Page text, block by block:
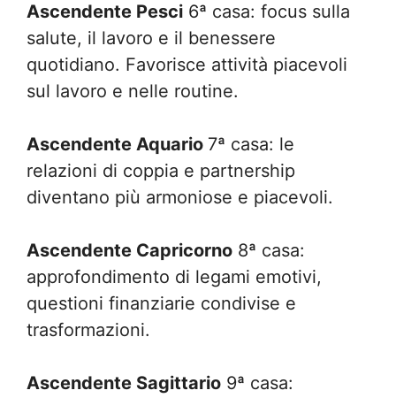
Ascendente Pesci 6ª casa: focus sulla
salute, il lavoro e il benessere
quotidiano. Favorisce attività piacevoli
sul lavoro e nelle routine.
Ascendente Aquario 7ª casa: le
relazioni di coppia e partnership
diventano più armoniose e piacevoli.
Ascendente Capricorno 8ª casa:
approfondimento di legami emotivi,
questioni finanziarie condivise e
trasformazioni.
Ascendente Sagittario 9ª casa: